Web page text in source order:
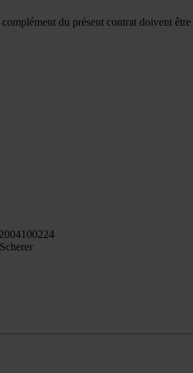
du présent contrat doivent être